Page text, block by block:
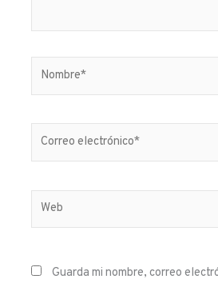
Guarda mi nombre, correo